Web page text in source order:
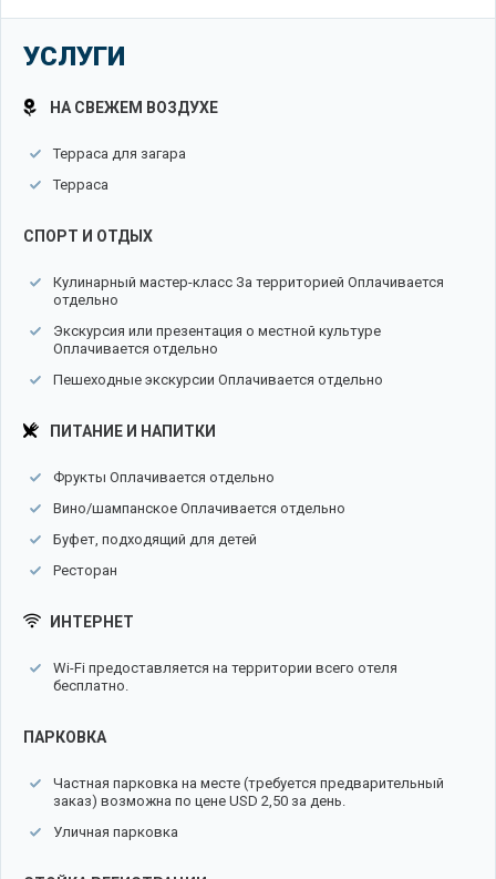
УСЛУГИ
НА СВЕЖЕМ ВОЗДУХЕ
Терраса для загара
Терраса
СПОРТ И ОТДЫХ
Кулинарный мастер-класс За территорией Оплачивается
отдельно
Экскурсия или презентация о местной культуре
Оплачивается отдельно
Пешеходные экскурсии Оплачивается отдельно
ПИТАНИЕ И НАПИТКИ
Фрукты Оплачивается отдельно
Вино/шампанское Оплачивается отдельно
Буфет, подходящий для детей
Ресторан
ИНТЕРНЕТ
Wi-Fi предоставляется на территории всего отеля
бесплатно.
ПАРКОВКА
Частная парковка на месте (требуется предварительный
заказ) возможна по цене USD 2,50 за день.
Уличная парковка